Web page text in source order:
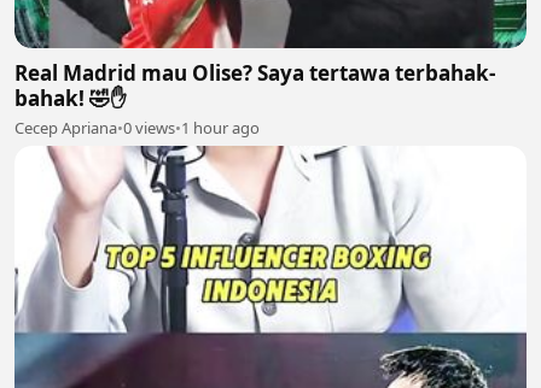
Real Madrid mau Olise? Saya tertawa terbahak-
bahak! 🤣✋
Cecep Apriana•0 views•1 hour ago